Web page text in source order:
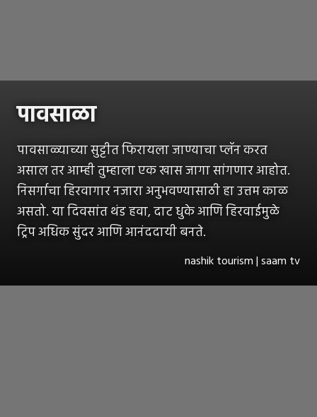
पावसाळा
पावसाळ्याच्या सुट्टीत फिरायला जाण्याचा प्लॅन करत
असाल तर आम्ही तुम्हाला एक खास जागा सांगणार आहोत.
निसर्गाचा हिरवागार नजारा अनुभवण्यासाठी हा उत्तम काळ
असतो. या दिवसांत थंड हवा, दाट धुके आणि हिरवाईमुळे
ट्रिप अधिक सुंदर आणि आनंददायी बनते.
nashik tourism | saam tv